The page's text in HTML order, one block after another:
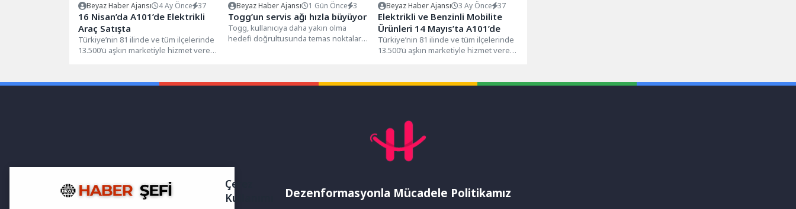
Beyaz Haber Ajansı 4 Ay Önce 37
16 Nisan’da A101’de Elektrikli
Araç Satışta
Türkiye’nin 81 ilinde ve tüm ilçelerinde
13.500’ü aşkın marketiyle hizmet veren,
Beyaz Haber Ajansı 1 Gün Önce 3
Togg’un servis ağı hızla büyüyor
Togg, kullanıcıya daha yakın olma
hedefi doğrultusunda temas noktaları
Beyaz Haber Ajansı 3 Ay Önce 37
Elektrikli ve Benzinli Mobilite
Ürünleri 14 Mayıs’ta A101’de
Türkiye’nin 81 ilinde ve tüm ilçelerinde
13.500’ü aşkın marketiyle hizmet veren,
Dezenformasyonla Mücadele Politikamız
Çerez
Kullanımı